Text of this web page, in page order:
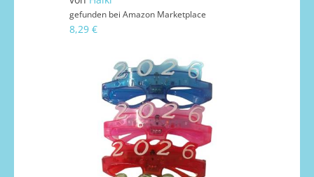
gefunden bei Amazon Marketplace
8,29 €